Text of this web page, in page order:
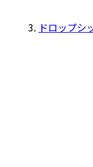
ドロップシ